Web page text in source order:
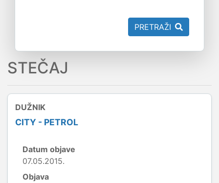
PRETRAŽI
STEČAJ
DUŽNIK
CITY - PETROL
Datum objave
07.05.2015.
Objava